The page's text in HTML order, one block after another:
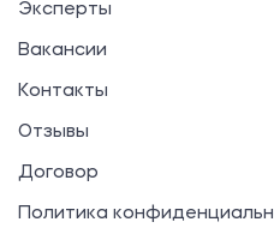
Эксперты
Вакансии
Контакты
Отзывы
Договор
Политика